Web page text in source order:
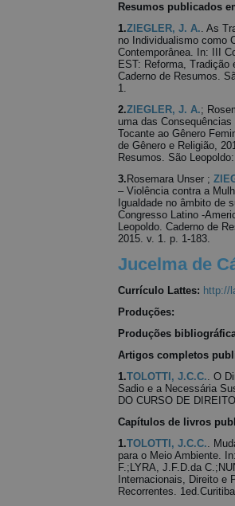
Resumos publicados
1.ZIEGLER, J. A.. As
no Individualismo como
Contemporânea. In: III
EST: Reforma, Tradição
Caderno de Resumos.
1.
2.ZIEGLER, J. A.;
uma das
Tocante ao Gênero
de Gênero e Religião,
Resumos. São
3. Rosemara Unser ;
– Violência contra a
Igualdade no âmbito de
Congresso Latino -
Leopoldo. Caderno de
2015. v. 1. p. 1-183.
Jucelma de
Currículo Lattes: http://
Produções:
Produções
Artigos completos
1.TOLOTTI, J.C.C.. O
Sadio e a Necessária
DO CURSO DE
Capítulos de livros
1.TOLOTTI, J.C.C..
para o Meio Ambiente.
F.;LYRA, J.F.D.da
Internacionais, Direito e
Recorrentes.